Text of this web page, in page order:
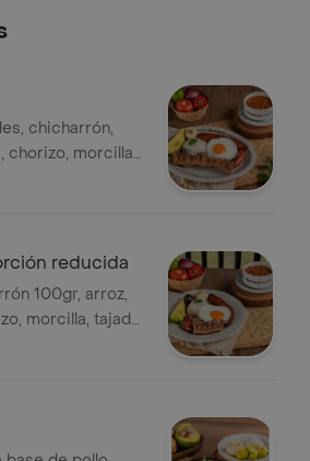
chicharrón,
chorizo, morcilla,
frito,
reducida
100gr, arroz,
morcilla, tajada
aguacate y